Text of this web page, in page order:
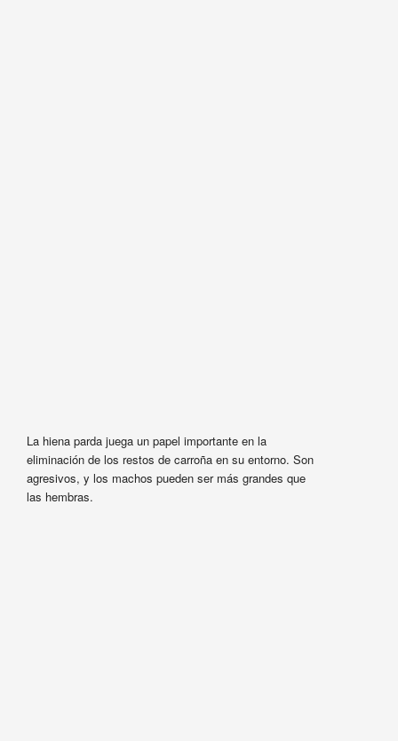
La hiena parda juega un papel importante en la
eliminación de los restos de carroña en su entorno. Son
agresivos, y los machos pueden ser más grandes que
las hembras.